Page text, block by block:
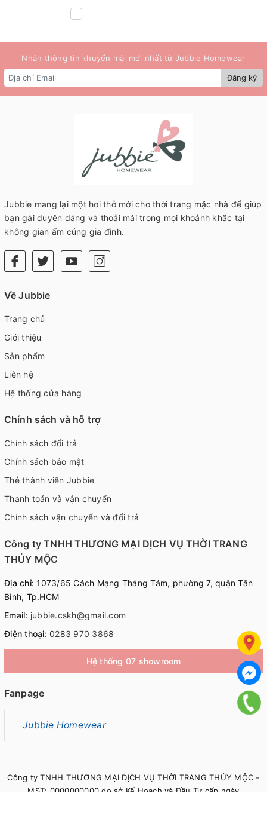
Nhận thông tin khuyến mãi mới nhất từ Jubbie Homewear
Đăng ký
Jubbie mang lại một hơi thở mới cho thời trang mặc nhà để giúp
bạn gái duyên dáng và thoải mái trong mọi khoảnh khắc tại
không gian ấm cúng gia đình.
Về Jubbie
Trang chủ
Giới thiệu
Sản phẩm
Liên hệ
Hệ thống cửa hàng
Chính sách và hỗ trợ
Chính sách đổi trả
Chính sách bảo mật
Thẻ thành viên Jubbie
Thanh toán và vận chuyển
Chính sách vận chuyển và đổi trả
Công ty TNHH THƯƠNG MẠI DỊCH VỤ THỜI TRANG
THỦY MỘC
Địa chỉ: 1073/65 Cách Mạng Tháng Tám, phường 7, quận Tân
Bình, Tp.HCM
Email: jubbie.cskh@gmail.com
Điện thoại: 0283 970 3868
Hệ thống 07 showroom
Công ty TNHH THƯƠNG MẠI DỊCH VỤ THỜI TRANG THỦY MỘC -
MST: 0000000000 do sở Kế Hoạch và Đầu Tư cấp ngày
Fanpage
Jubbie Homewear